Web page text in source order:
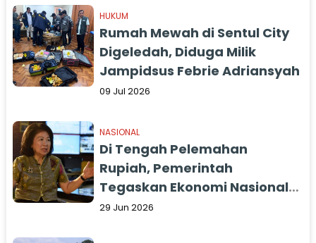
HUKUM
Rumah Mewah di Sentul City
Digeledah, Diduga Milik
Jampidsus Febrie Adriansyah
09 Jul 2026
NASIONAL
Di Tengah Pelemahan
Rupiah, Pemerintah
Tegaskan Ekonomi Nasional
Tetap Aman
29 Jun 2026